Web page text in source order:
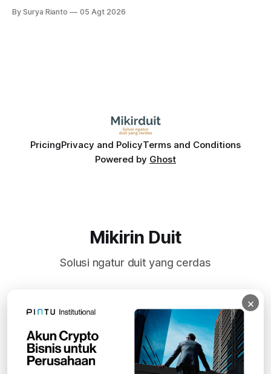
pola saham Grup Bakrie jelang right issue
By Surya Rianto 05 Agt 2026
PricingPrivacy and PolicyTerms and Conditions
Powered by Ghost
Mikirin Duit
Solusi ngatur duit yang cerdas
Subscribe
×